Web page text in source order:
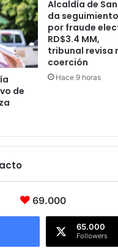
de
Alcaldía de
da
por fraude
RD$3.4 MM,
tribunal revisa
coerción
Hace 9 horas
69.000
65.000
Followers